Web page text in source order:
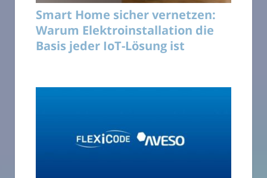
Smart Home sicher vernetzen:
Warum Elektroinstallation die
Basis jeder IoT-Lösung ist